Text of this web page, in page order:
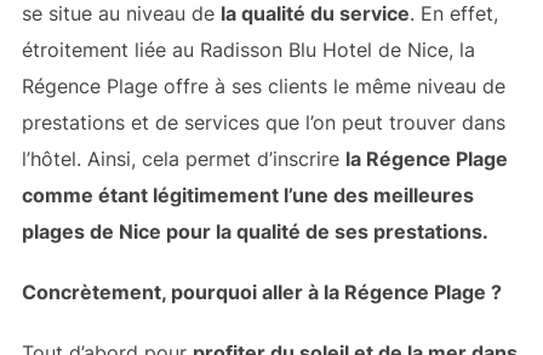
se situe au niveau de la qualité du service. En effet,
étroitement liée au Radisson Blu Hotel de Nice, la
Régence Plage offre à ses clients le même niveau de
prestations et de services que l’on peut trouver dans
l’hôtel. Ainsi, cela permet d’inscrire la Régence Plage
comme étant légitimement l’une des meilleures
plages de Nice pour la qualité de ses prestations.
Concrètement, pourquoi aller à la Régence Plage ?